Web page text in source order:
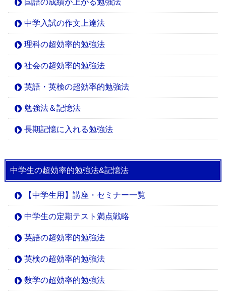
中学入試の作文上達法
理科の超効率的勉強法
社会の超効率的勉強法
英語・英検の超効率的勉強法
勉強法＆記憶法
長期記憶に入れる勉強法
中学生の超効率的勉強法&記憶法
【中学生用】講座・セミナー一覧
中学生の定期テスト満点戦略
英語の超効率的勉強法
英検の超効率的勉強法
数学の超効率的勉強法